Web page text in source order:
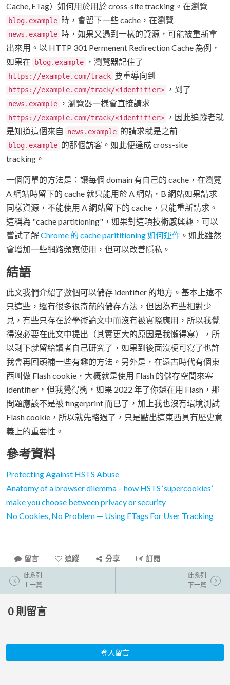
Cache, ETag）如何用於用於 cross-site tracking。在瀏覽
blog.example 時，會留下一些 cache，在瀏覽
news.example 時，如果又遇到一樣的資源，可能被重新拿
出來用。以 HTTP 301 Permenent Redirection Cache 為例，
如果在
blog.example ，瀏覽器記住了
https://example.com/track 要重導向到
https://example.com/track/<identifier> ，到了
news.example ，瀏覽器一樣會直接請求
https://example.com/track/<identifier>
，因此追蹤者就
是知道這個來自
news.example 的請求就是之前
blog.example 的那個訪客。如此便達成 cross-site
tracking。
一個簡單的方法是：讓每個 domain 有自己的 cache，在瀏覽
A 網站時留下的 cache 就只能用於 A 網站，B 網站如果請求
同樣資源，不能使用 A 網站留下的 cache，只能重新請求。
這稱為 "cache partitioning"，如果對這項技術感興趣，可以
嘗試了解Chrome 的 cache parititioning 如何運作 。如此雖然
會增加一些網路頻寬使用，但可以改善隱私。
結語
此文我們介紹了數個可以儲存 identifier 的地方。基本上遠不
只這些，還有很多很奇葩的儲存方法，但因為有些相對少
見，有些只存在於學術論文中而沒有被實際應用，所以我覺
得沒必要在此文中提出（其實更大的原因是我懶得寫），所
以剩下就留給讀者自己研究了，如果到後面沒梗可寫了也許
我會再回頭補一些有趣的方法。另外是，在遠古時代有個東
西叫做 Flash cookie，大概就是使用 Flash 的儲存空間來塞
identifier，但我覺得齁，如果 2022 年了你還在用 Flash，那
問題應該不是被 fingerprint 而已了，加上我也沒有環境測試
Flash cookie，所以就先略過了，只是點出這東西具有歷史意
義上的重要性。
參考資料
Protecting Against HSTS Abuse
Anatomy of a browser dilemma – how HSTS ‘supercookies’
make you choose between privacy or security
No Cookies, No Problem — Using ETags For User Tracking
留言 追蹤 分享 訂閱
此系列
上一篇
此系列
下一篇
0 則留言
登入留言